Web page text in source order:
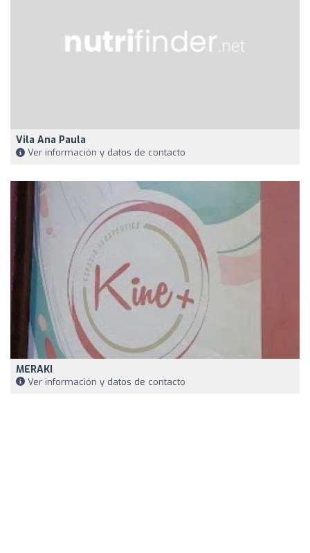
Vila Ana Paula
Ver información y datos de contacto
MERAKI
Ver información y datos de contacto